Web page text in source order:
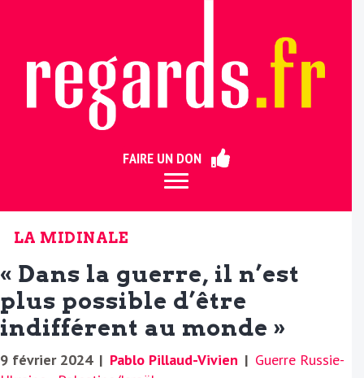
FAIRE UN DON
LA MIDINALE
« Dans la guerre, il n’est
plus possible d’être
indifférent au monde »
9 février 2024 | Pablo Pillaud-Vivien | Guerre Russie-